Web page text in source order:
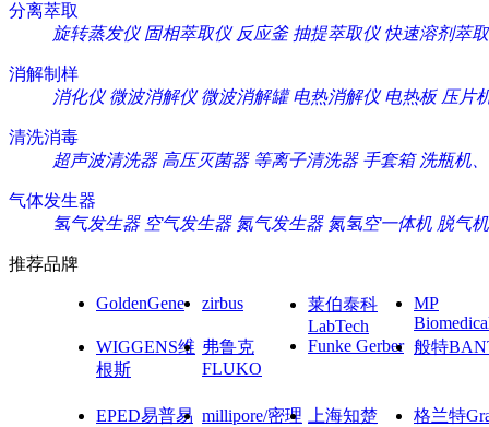
分离萃取
旋转蒸发仪 固相萃取仪 反应釜 抽提萃取仪 快速溶剂萃
消解制样
消化仪 微波消解仪 微波消解罐 电热消解仪 电热板 压片
清洗消毒
超声波清洗器 高压灭菌器 等离子清洗器 手套箱 洗瓶机
气体发生器
氢气发生器 空气发生器 氮气发生器 氮氢空一体机 脱气机
推荐品牌
GoldenGene zirbus
莱伯泰科
LabTech
MP
WIGGENS维
根斯
弗鲁克
FLUKO
Funke Gerber 般特
EPED易普易 millipore/密理
上海知楚
格兰特